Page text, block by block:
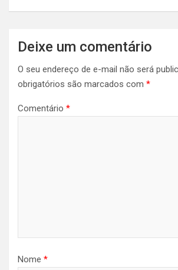
Deixe um comentário
O seu endereço de e-mail não será
obrigatórios são marcados com *
Comentário *
Nome *